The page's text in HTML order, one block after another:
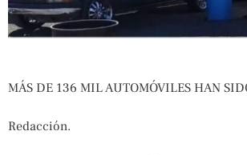
MÁS DE 136 MIL AUTOMÓVILES HAN
Redacción.